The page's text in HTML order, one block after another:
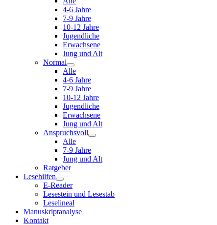
4-6 Jahre
7-9 Jahre
10-12 Jahre
Jugendliche
Erwachsene
Jung und Alt
Normal
Alle
4-6 Jahre
7-9 Jahre
10-12 Jahre
Jugendliche
Erwachsene
Jung und Alt
Anspruchsvoll
Alle
7-9 Jahre
Jung und Alt
Ratgeber
Lesehilfen
E-Reader
Lesestein und Lesestab
Leselineal
Manuskriptanalyse
Kontakt